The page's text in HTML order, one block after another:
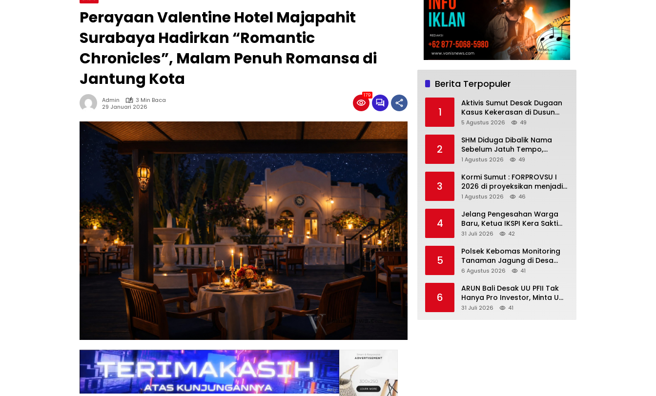
Perayaan Valentine Hotel Majapahit
Surabaya Hadirkan “Romantic
Chronicles”, Malam Penuh Romansa di
Jantung Kota
Admin
3 Min Baca
29 Januari 2026
179
Berita Terpopuler
1
Aktivis Sumut Desak Dugaan
Kasus Kekerasan di Dusun
Balakka, Desa Gunung
5 Agustus 2026 49
2
SHM Diduga Dibalik Nama
Sebelum Jatuh Tempo,
Warga Gresik Gugat
Somasi Kepala Desa
1 Agustus 2026 49
3
Kormi Sumut : FORPROVSU I
2026 di proyeksikan menjadi
ajang Festival Olahraga
terbanyak di Indonesia
1 Agustus 2026 46
4
Jelang Pengesahan Warga
Baru, Ketua IKSPI Kera Sakti
Surabaya Diimbau Perkuat
Kondusivitas
31 Juli 2026 42
5
Polsek Kebomas Monitoring
Tanaman Jagung di Desa
Kembangan, Perkuat
Nasional
6 Agustus 2026 41
6
ARUN Bali Desak UU PFII Tak
Hanya Pro Investor, Minta UMP
Kawasan PFII Bertaraf
31 Juli 2026 41